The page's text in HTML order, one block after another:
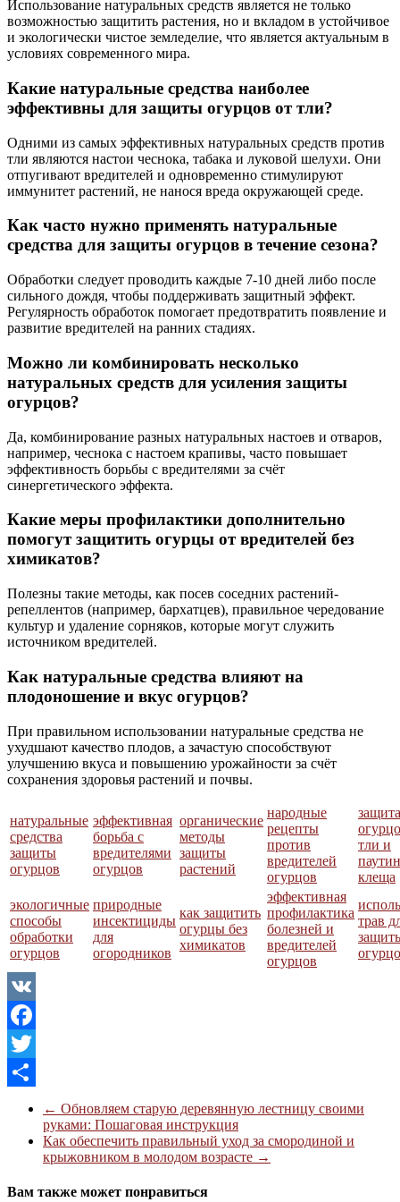
Использование натуральных средств является не только
возможностью защитить растения, но и вкладом в устойчивое
и экологически чистое земледелие, что является актуальным в
условиях современного мира.
Какие натуральные средства наиболее
эффективны для защиты огурцов от тли?
Одними из самых эффективных натуральных средств против
тли являются настои чеснока, табака и луковой шелухи. Они
отпугивают вредителей и одновременно стимулируют
иммунитет растений, не нанося вреда окружающей среде.
Как часто нужно применять натуральные
средства для защиты огурцов в течение сезона?
Обработки следует проводить каждые 7-10 дней либо после
сильного дождя, чтобы поддерживать защитный эффект.
Регулярность обработок помогает предотвратить появление и
развитие вредителей на ранних стадиях.
Можно ли комбинировать несколько
натуральных средств для усиления защиты
огурцов?
Да, комбинирование разных натуральных настоев и отваров,
например, чеснока с настоем крапивы, часто повышает
эффективность борьбы с вредителями за счёт
синергетического эффекта.
Какие меры профилактики дополнительно
помогут защитить огурцы от вредителей без
химикатов?
Полезны такие методы, как посев соседних растений-
репеллентов (например, бархатцев), правильное чередование
культур и удаление сорняков, которые могут служить
источником вредителей.
Как натуральные средства влияют на
плодоношение и вкус огурцов?
При правильном использовании натуральные средства не
ухудшают качество плодов, а зачастую способствуют
улучшению вкуса и повышению урожайности за счёт
сохранения здоровья растений и почвы.
натуральные
средства
защиты
огурцов
эффективная
борьба с
вредителями
огурцов
органические
методы
защиты
растений
народные
рецепты
против
вредителей
огурцов
защита
тли и
клеща
экологичные
способы
обработки
огурцов
природные
инсектициды
для
огородников
как защитить
огурцы без
химикатов
эффективная
профилактика
болезней и
вредителей
огурцов
трав
VK
Facebook
Twitter
Отправить
← Обновляем старую деревянную лестницу своими
руками: Пошаговая инструкция
Как обеспечить правильный уход за смородиной и
крыжовником в молодом возрасте →
Вам также может понравиться